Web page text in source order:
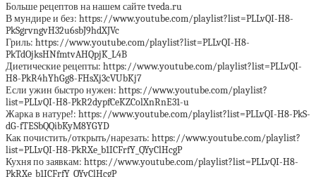
Больше рецептов на нашем сайте tveda.ru
В мундире и без: https://www.youtube.com/playlist?list=PLLvQI-H8-
PkSgrvngvH32u6sbJ9hdXJVc
Гриль: https://www.youtube.com/playlist?list=PLLvQI-H8-
PkTdOjksHNfmtvAHQpjK_L4B
Диетические рецепты: https://www.youtube.com/playlist?list=PLLvQI-
H8-PkR4hYhGg8-FHsXj3cVUbKj7
Если ужин быстро нужен: https://www.youtube.com/playlist?
list=PLLvQI-H8-PkR2dypfCeKZColXnRnE31-u
Жарка в натуре!: https://www.youtube.com/playlist?list=PLLvQI-H8-PkS-
dG-fTESbQQibKyM8YGYD
Как почистить/открыть/нарезать: https://www.youtube.com/playlist?
list=PLLvQI-H8-PkRXe_b1ICFrfY_QYyClHcgP
Кухня по заявкам: https://www.youtube.com/playlist?list=PLLvQI-H8-
PkRXe_b1ICFrfY_QYyClHcgP